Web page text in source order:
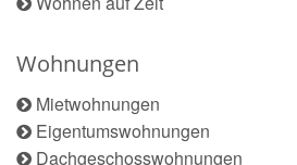
Wohnungen
Mietwohnungen
Eigentumswohnungen
Dachgeschosswohnungen